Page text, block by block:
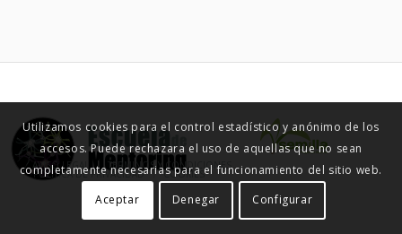
© ESCUELA DE MENTORING 2015
AVISO LEGAL TÉRMINOS Y CONDICIONES
POLÍTICA DE PRIVACIDAD COOKIES
Utilizamos cookies para el control estadístico y anónimo de los
accesos. Puede rechazara el uso de aquellas que no sean
completamente necesarias para el funcionamiento del sitio web.
Aceptar
Denegar Configurar